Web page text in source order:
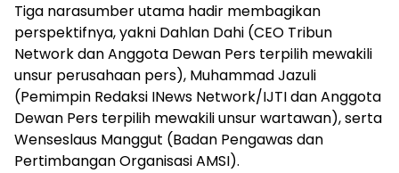
Tiga narasumber utama hadir membagikan
perspektifnya, yakni Dahlan Dahi (CEO Tribun
Network dan Anggota Dewan Pers terpilih mewakili
unsur perusahaan pers), Muhammad Jazuli
(Pemimpin Redaksi INews Network/IJTI dan Anggota
Dewan Pers terpilih mewakili unsur wartawan), serta
Wenseslaus Manggut (Badan Pengawas dan
Pertimbangan Organisasi AMSI).